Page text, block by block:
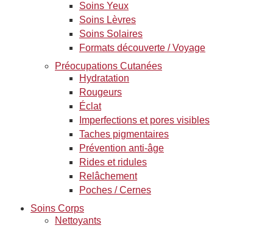
Soins Yeux
Soins Lèvres
Soins Solaires
Formats découverte / Voyage
Préocupations Cutanées
Hydratation
Rougeurs
Éclat
Imperfections et pores visibles
Taches pigmentaires
Prévention anti-âge
Rides et ridules
Relâchement
Poches / Cernes
Soins Corps
Nettoyants